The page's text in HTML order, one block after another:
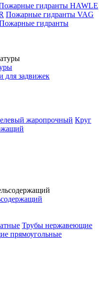
гидранты HAWLE
Пожарные гидранты VAG
гидранты
для задвижек
жаропрочный Круг
Трубы нержавеющие
прямоугольные